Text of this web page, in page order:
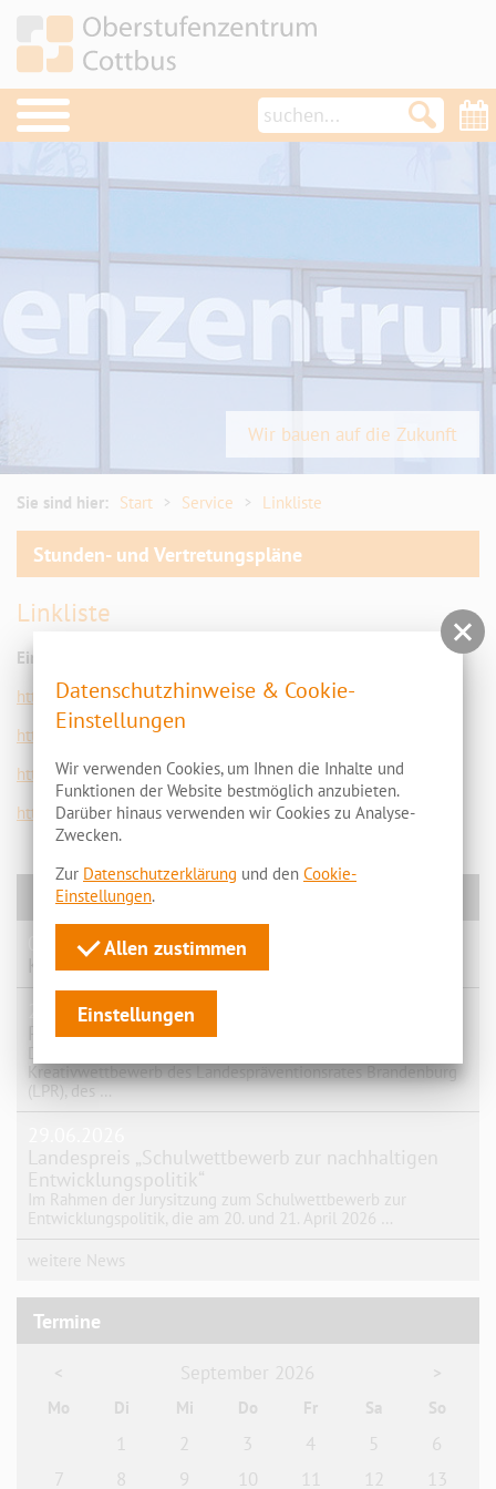
OSZ im Überblick
Pläne / Lehrerkontakte
Formulare
Konzepte/Verordnungen
Linkliste
Wir bauen auf die Zukunft
Sie sind hier: Start Service Linkliste
Stunden- und Vertretungspläne
Linkliste
Eine Auswahl nützlicher Internetseiten:
http://www.cottbus.de/
http://bildungsserver.berlin-brandenburg.de/
https://mbjs.brandenburg.de/
http://www.bildungsserver.de/
News
07.07.2026
Kursfahrt: 10 von 10!
29.06.2026
Projekt "Gemeinsam gegen digitale Gewalt"
Kreativwettbewerb des Landespräventionsrates Brandenburg
(LPR), des …
Landespreis „Schulwettbewerb zur nachhaltigen
Entwicklungspolitik“
Im Rahmen der Jurysitzung zum Schulwettbewerb zur
Entwicklungspolitik, die am 20. und 21. April 2026 …
weitere News
Termine
< September 2026
>
Mo
Di Mi Do Fr Sa So
1 2 3 4 5
6
7
8 9 10 11 12 13
Datenschutzhinweise & Cookie-
Einstellungen
Wir verwenden Cookies, um Ihnen die Inhalte und
Funktionen der Website bestmöglich anzubieten.
Darüber hinaus verwenden wir Cookies zu Analyse-
Zwecken.
Zur Datenschutzerklärung und den Cookie-
Einstellungen.
Allen zustimmen
Einstellungen